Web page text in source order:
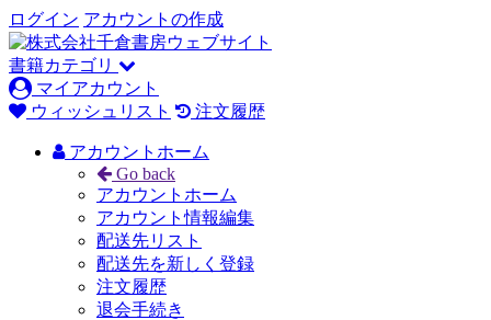
ログイン アカウントの作成
書籍カテゴリ
マイアカウント
ウィッシュリスト
注文履歴
アカウントホーム
Go back
アカウントホーム
アカウント情報編集
配送先リスト
配送先を新しく登録
注文履歴
退会手続き